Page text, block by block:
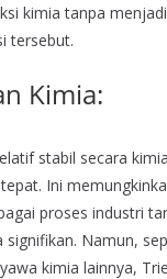
kimia tanpa
tersebut.
Kimia:
stabil secara
Ini
proses industri
signifikan. Namun,
kimia lainnya,